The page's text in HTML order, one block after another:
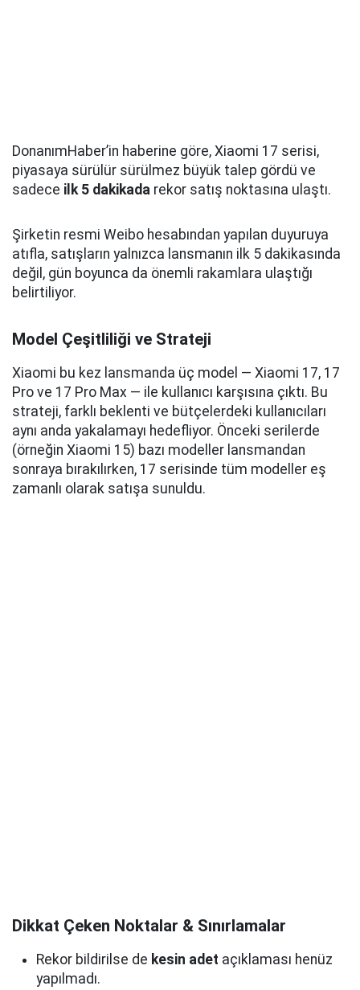
DonanımHaber’in haberine göre, Xiaomi 17 serisi,
piyasaya sürülür sürülmez büyük talep gördü ve
sadece ilk 5 dakikada rekor satış noktasına ulaştı.
Şirketin resmi Weibo hesabından yapılan duyuruya
atıfla, satışların yalnızca lansmanın ilk 5 dakikasında
değil, gün boyunca da önemli rakamlara ulaştığı
belirtiliyor.
Model Çeşitliliği ve Strateji
Xiaomi bu kez lansmanda üç model — Xiaomi 17, 17
Pro ve 17 Pro Max — ile kullanıcı karşısına çıktı. Bu
strateji, farklı beklenti ve bütçelerdeki kullanıcıları
aynı anda yakalamayı hedefliyor. Önceki serilerde
(örneğin Xiaomi 15) bazı modeller lansmandan
sonraya bırakılırken, 17 serisinde tüm modeller eş
zamanlı olarak satışa sunuldu.
Dikkat Çeken Noktalar & Sınırlamalar
Rekor bildirilse de kesin adet açıklaması henüz
yapılmadı.